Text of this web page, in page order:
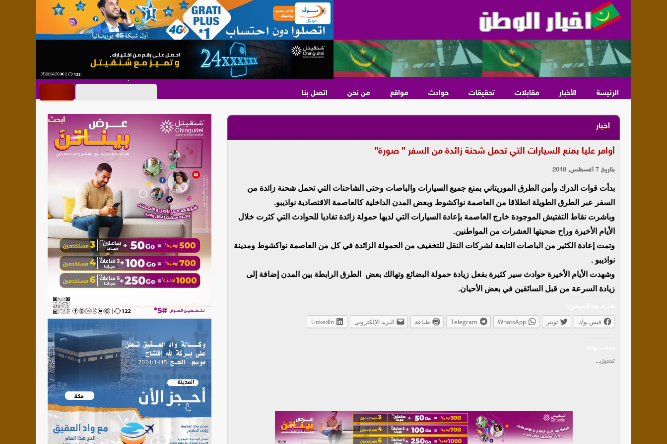
الرئيسة الأخبار مقابلات تحقيقات حوادث مواقع من نحن اتصل بنا
أخبار
أوامر عليا بمنع السيارات التي تحمل شحنة زائدة من السفر ” صورة”
بتاريخ 7 أغسطس, 2018
بدأت قوات الدرك وأمن الطرق الموريتاني بمنع جميع السيارات والباصات وحتى الشاحنات التي تحمل شحنة زائدة من
السفر عبر الطرق الطويلة انطلاقا من العاصمة نواكشوط وبعض المدن الداخلية كالعاصمة الاقتصادية نواذيبو.
وباشرت نقاط التفتيش الموجودة خارج العاصمة بإعادة السيارات التي لديها حمولة زائدة تفاديا للحوادث التي كثرت خلال
الأيام الأخيرة وراح ضحيتها العشرات من المواطنين.
وتمت إعادة الكثير من الباصات التابعة لشركات النقل للتخفيف من الحمولة الزائدة في كل من العاصمة نواكشوط ومدينة
نواذيبو .
وشهدت الأيام الأخيرة حوادث سير كثيرة بفعل زيادة حمولة البضائع وتهالك بعض الطرق الرابطة بين المدن إضافة إلى
زيادة السرعة من قبل السائقين في بعض الأحيان.
فيس بوك تويتر WhatsApp
Telegram طباعة البريد الإلكتروني LinkedIn
تحميل...